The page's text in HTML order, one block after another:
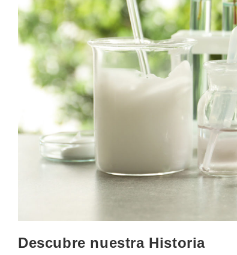
Descubre nuestra Historia